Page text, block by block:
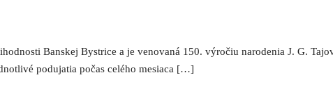
Banskej Bystrice a je venovaná 150. výročiu narodenia J. G.
podujatia počas celého mesiaca […]